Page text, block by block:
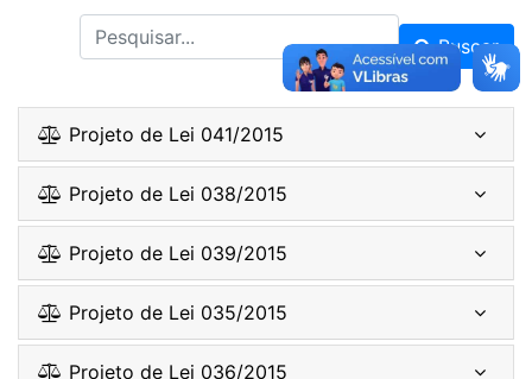
Buscar
Projeto de Lei 041/2015
Projeto de Lei 038/2015
Projeto de Lei 039/2015
Projeto de Lei 035/2015
Projeto de Lei 036/2015